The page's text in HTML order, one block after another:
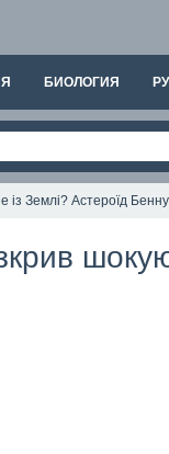
БИОЛОГИЯ
Землі? Астероїд